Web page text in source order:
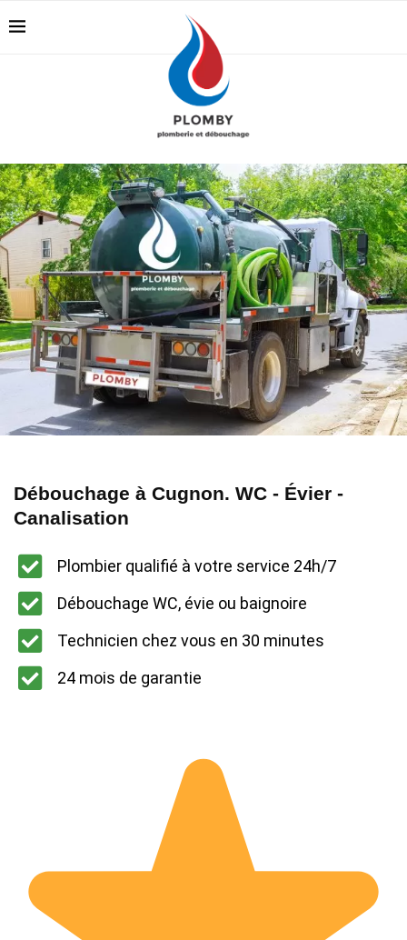
Débouchage à Cugnon. WC - Évier -
Canalisation
Plombier qualifié à votre service 24h/7
Débouchage WC, évie ou baignoire
Technicien chez vous en 30 minutes
24 mois de garantie